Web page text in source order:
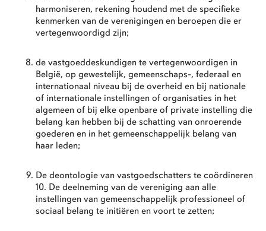
harmoniseren, rekening houdend met de specifieke
kenmerken van de verenigingen en beroepen die er
vertegenwoordigd zijn;
de vastgoeddeskundigen te vertegenwoordigen in
België, op gewestelijk, gemeenschaps-, federaal en
internationaal niveau bij de overheid en bij nationale
of internationale instellingen of organisaties in het
algemeen of bij elke openbare of private instelling die
belang kan hebben bij de schatting van onroerende
goederen en in het gemeenschappelijk belang van
haar leden;
De deontologie van vastgoedschatters te coördineren
10. De deelneming van de vereniging aan alle
instellingen van gemeenschappelijk professioneel of
sociaal belang te initiëren en voort te zetten;